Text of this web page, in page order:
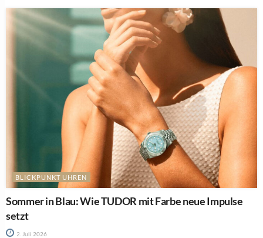
BLICKPUNKT UHREN
Sommer in Blau: Wie TUDOR mit Farbe neue Impulse
setzt
2. Juli 2026